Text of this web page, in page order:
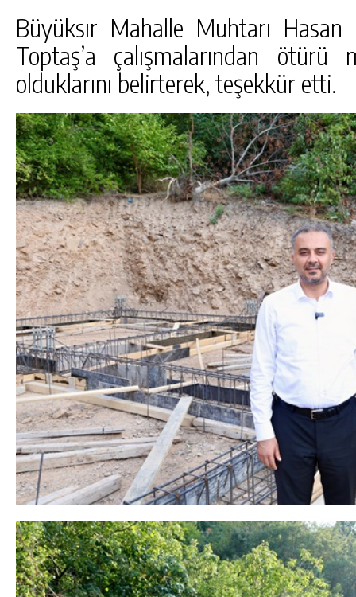
Büyüksır Mahalle Muhtarı
Toptaş’a çalışmalarından
olduklarını belirterek, teşekkür etti.